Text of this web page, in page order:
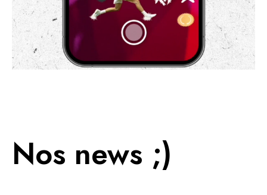
Nos news ;)